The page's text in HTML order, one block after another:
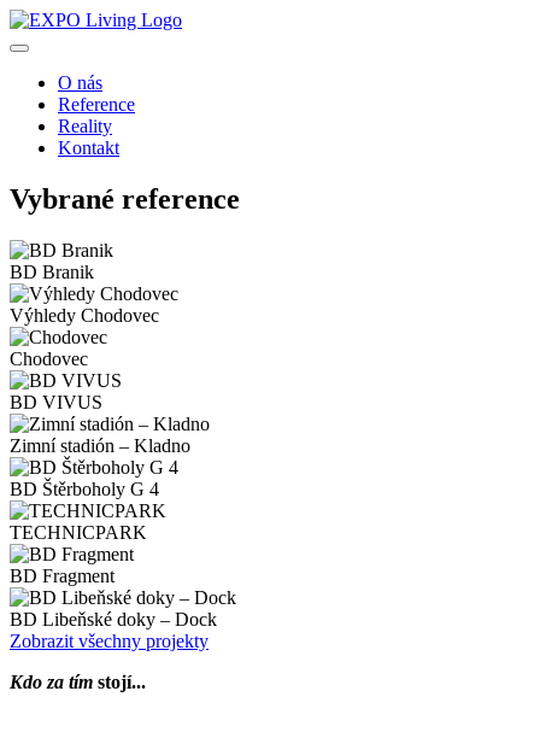
O nás
Reference
Reality
Kontakt
Vybrané reference
BD Branik
Výhledy Chodovec
Chodovec
BD VIVUS
Zimní stadión – Kladno
BD Štěrboholy G 4
TECHNICPARK
BD Fragment
BD Libeňské doky – Dock
Zobrazit všechny projekty
Kdo za tím stojí...